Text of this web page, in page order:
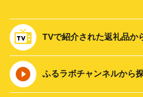
TVで紹介された返礼品か
ふるラボチャンネルから